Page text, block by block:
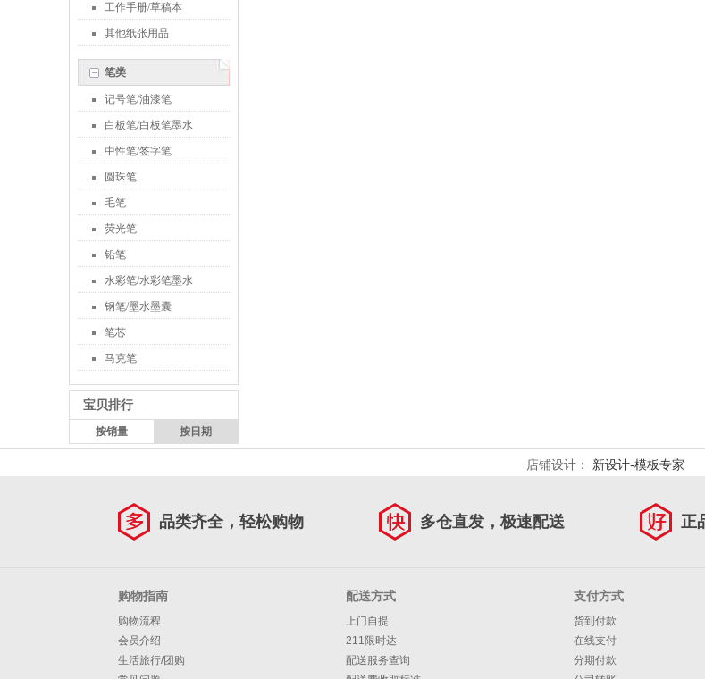
工作手册/草稿本
其他纸张用品
笔类
记号笔/油漆笔
白板笔/白板笔墨水
中性笔/签字笔
圆珠笔
毛笔
荧光笔
铅笔
水彩笔/水彩笔墨水
钢笔/墨水墨囊
笔芯
马克笔
宝贝排行
按销量 按日期
店铺设计： 新设计-模板专家
品类齐全，轻松购物 多仓直发，极速配送 正
购物指南
购物流程
会员介绍
生活旅行/团购
配送方式
上门自提
211限时达
配送服务查询
支付方式
货到付款
在线支付
分期付款